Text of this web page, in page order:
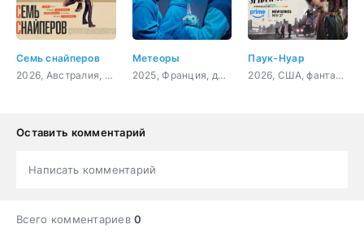
Семь снайперов
2026, Австралия, боевик, триллер
Метеоры
2025, Франция, драма
Паук-Нуар
2026, США, фантастика, фэнтези, боевик, триллер, драма, криминал, детектив, приключения, фильм-нуар
Оставить комментарий
Написать комментарий
Всего комментариев0